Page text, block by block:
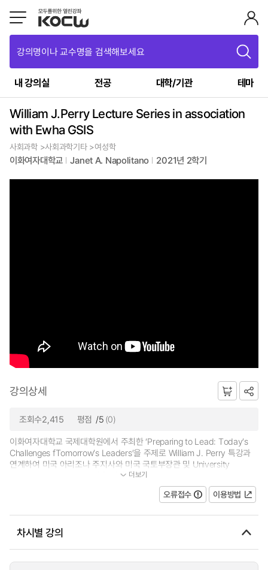
강의명이나 교수명을 검색해보세요
내 강의실 전공 대학/기관 테마
William J.Perry Lecture Series in association
with Ewha GSIS
사회과학 >사회과학기타 >여성학
이화여자대학교 Janet A. Napolitano 2021년 2학기
강의상세
조회수2,415 평점 /5 (0)
이화여자대학교 국제대학원에서 주최한 ‘Preparing to Lead: Today’s
Challenges fTomorrow’s Leaders’을 주제로 William J. Perry 특강과
연계하여 미국 아리조나 주지사와 미국 국토부장관 및 University
California System의 총장을 역임하신 Ms. Janet A...
더보기
오류접수 이용방법
차시별 강의